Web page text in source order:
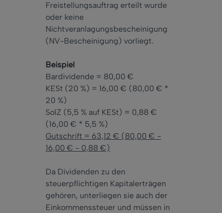
Freistellungsauftrag erteilt wurde
oder keine
Nichtveranlagungsbescheinigung
(NV-Bescheinigung) vorliegt.
Beispiel
Bardividende = 80,00 €
KESt (20 %) = 16,00 € (80,00 € *
20 %)
SolZ (5,5 % auf KESt) = 0,88 €
(16,00 € * 5,5 %)
Gutschrift = 63,12 € (80,00 € -
16,00 € - 0,88 €)
Da Dividenden zu den
steuerpflichtigen Kapitalerträgen
gehören, unterliegen sie auch der
Einkommenssteuer und müssen in